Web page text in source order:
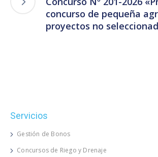
concurso de pequeña
proyectos no
Servicios
Gestión de Bonos
Concursos de Riego y Drenaje